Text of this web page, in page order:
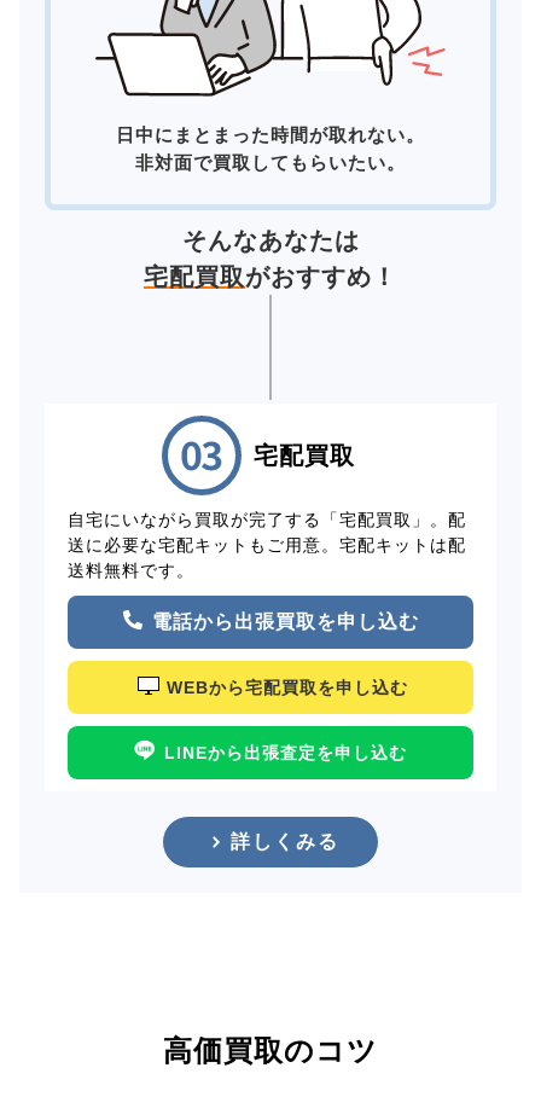
日中にまとまった時間が取れない。
非対面で買取してもらいたい。
そんなあなたは
宅配買取がおすすめ！
宅配買取
自宅にいながら買取が完了する「宅配買取」。配
送に必要な宅配キットもご用意。宅配キットは配
送料無料です。
電話から出張買取を申し込む
WEBから宅配買取を申し込む
LINEから出張査定を申し込む
詳しくみる
高価買取のコツ